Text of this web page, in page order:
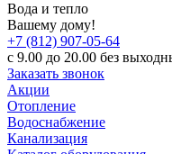
Вода и тепло
Вашему дому!
+7 (812) 907-05-64
с 9.00 до 20.00 без
Заказать звонок
Акции
Отопление
Водоснабжение
Канализация